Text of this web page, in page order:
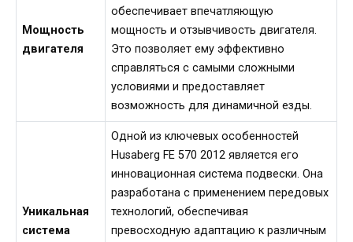
Мощность
двигателя
обеспечивает впечатляющую
мощность и отзывчивость двигателя.
Это позволяет ему эффективно
справляться с самыми сложными
условиями и предоставляет
возможность для динамичной езды.
Уникальная
система
Одной из ключевых особенностей
Husaberg FE 570 2012 является его
инновационная система подвески. Она
разработана с применением передовых
технологий, обеспечивая
превосходную адаптацию к различным